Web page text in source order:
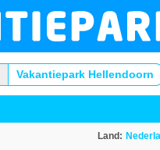
Vakantiepark Hellendoorn
Land: